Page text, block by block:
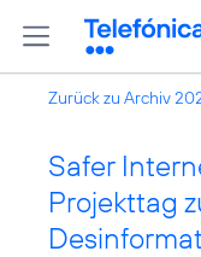
Zurück zu Archiv
Safer
Projekttag